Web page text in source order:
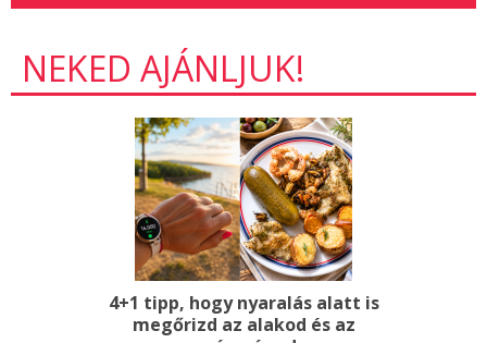
NEKED AJÁNLJUK!
4+1 tipp, hogy nyaralás alatt is
megőrizd az alakod és az